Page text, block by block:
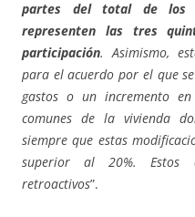
partes del total de los
representen las tres
participación. Asimismo,
para el acuerdo por el que
gastos o un incremento
comunes de la vivienda
siempre que estas
superior al 20%. Estos
retroactivos”.